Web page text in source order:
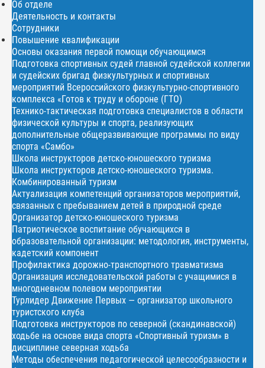
Об отделе
Деятельность и контакты
Сотрудники
Повышение квалификации
Основы оказания первой помощи обучающимся
Подготовка спортивных судей главной судейской коллегии
и судейских бригад физкультурных и спортивных
мероприятий Всероссийского физкультурно-спортивного
комплекса «Готов к труду и обороне (ГТО)
Технико-тактическая подготовка специалистов в области
физической культуры и спорта, реализующих
дополнительные общеразвивающие программы по виду
спорта «Самбо»
Школа инструкторов детско-юношеского туризма
Школа инструкторов детско-юношеского туризма.
Комбинированный туризм
Актуализация компетенций организаторов мероприятий,
связанных с пребыванием детей в природной среде
Организатор детско-юношеского туризма
Патриотическое воспитание обучающихся в
образовательной организации: методология, инструменты,
кадетский компонент
Профилактика дорожно-транспортного травматизма
Организация исследовательской работы с учащимися в
многодневном полевом мероприятии
Турлидер Движение Первых — организатор школьного
туристского клуба
Подготовка инструкторов по северной (скандинавской)
ходьбе на основе вида спорта «Спортивный туризм» в
дисциплине северная ходьба
Методы обеспечения педагогической целесообразности и